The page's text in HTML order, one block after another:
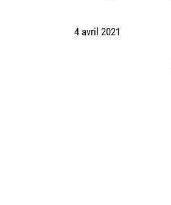
4 avril 2021